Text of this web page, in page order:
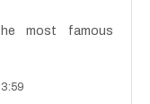
most famous